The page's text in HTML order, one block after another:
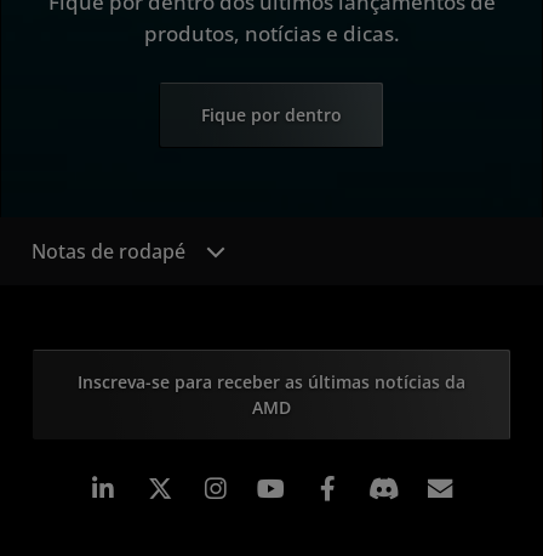
produtos, notícias e dicas.
Fique por dentro
Notas de rodapé
Inscreva-se para receber as últimas notícias da
AMD
Linkedin Instagram Facebook